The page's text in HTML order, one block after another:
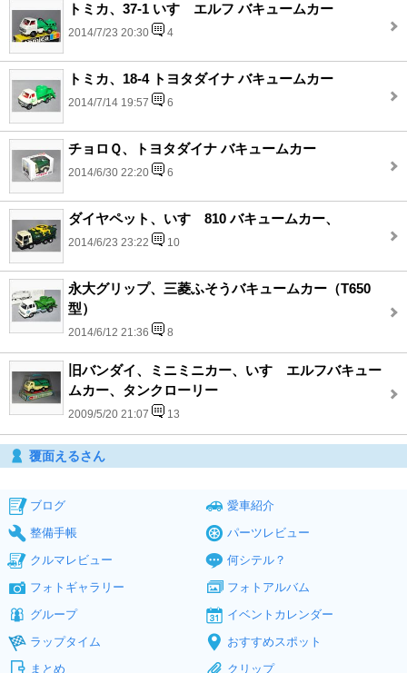
トミカ、37-1 いすゞエルフ バキュームカー
2014/7/23 20:30 4
トミカ、18-4 トヨタダイナ バキュームカー
2014/7/14 19:57 6
チョロＱ、トヨタダイナ バキュームカー
2014/6/30 22:20 6
ダイヤペット、いすゞ810 バキュームカー、
2014/6/23 23:22 10
永大グリップ、三菱ふそうバキュームカー（T650
型）
2014/6/12 21:36 8
旧バンダイ、ミニミニカー、いすゞエルフバキュー
ムカー、タンクローリー
2009/5/20 21:07 13
覆面えるさん
ブログ
愛車紹介
整備手帳
パーツレビュー
クルマレビュー
何シテル？
フォトギャラリー
フォトアルバム
グループ
イベントカレンダー
ラップタイム
おすすめスポット
まとめ
クリップ